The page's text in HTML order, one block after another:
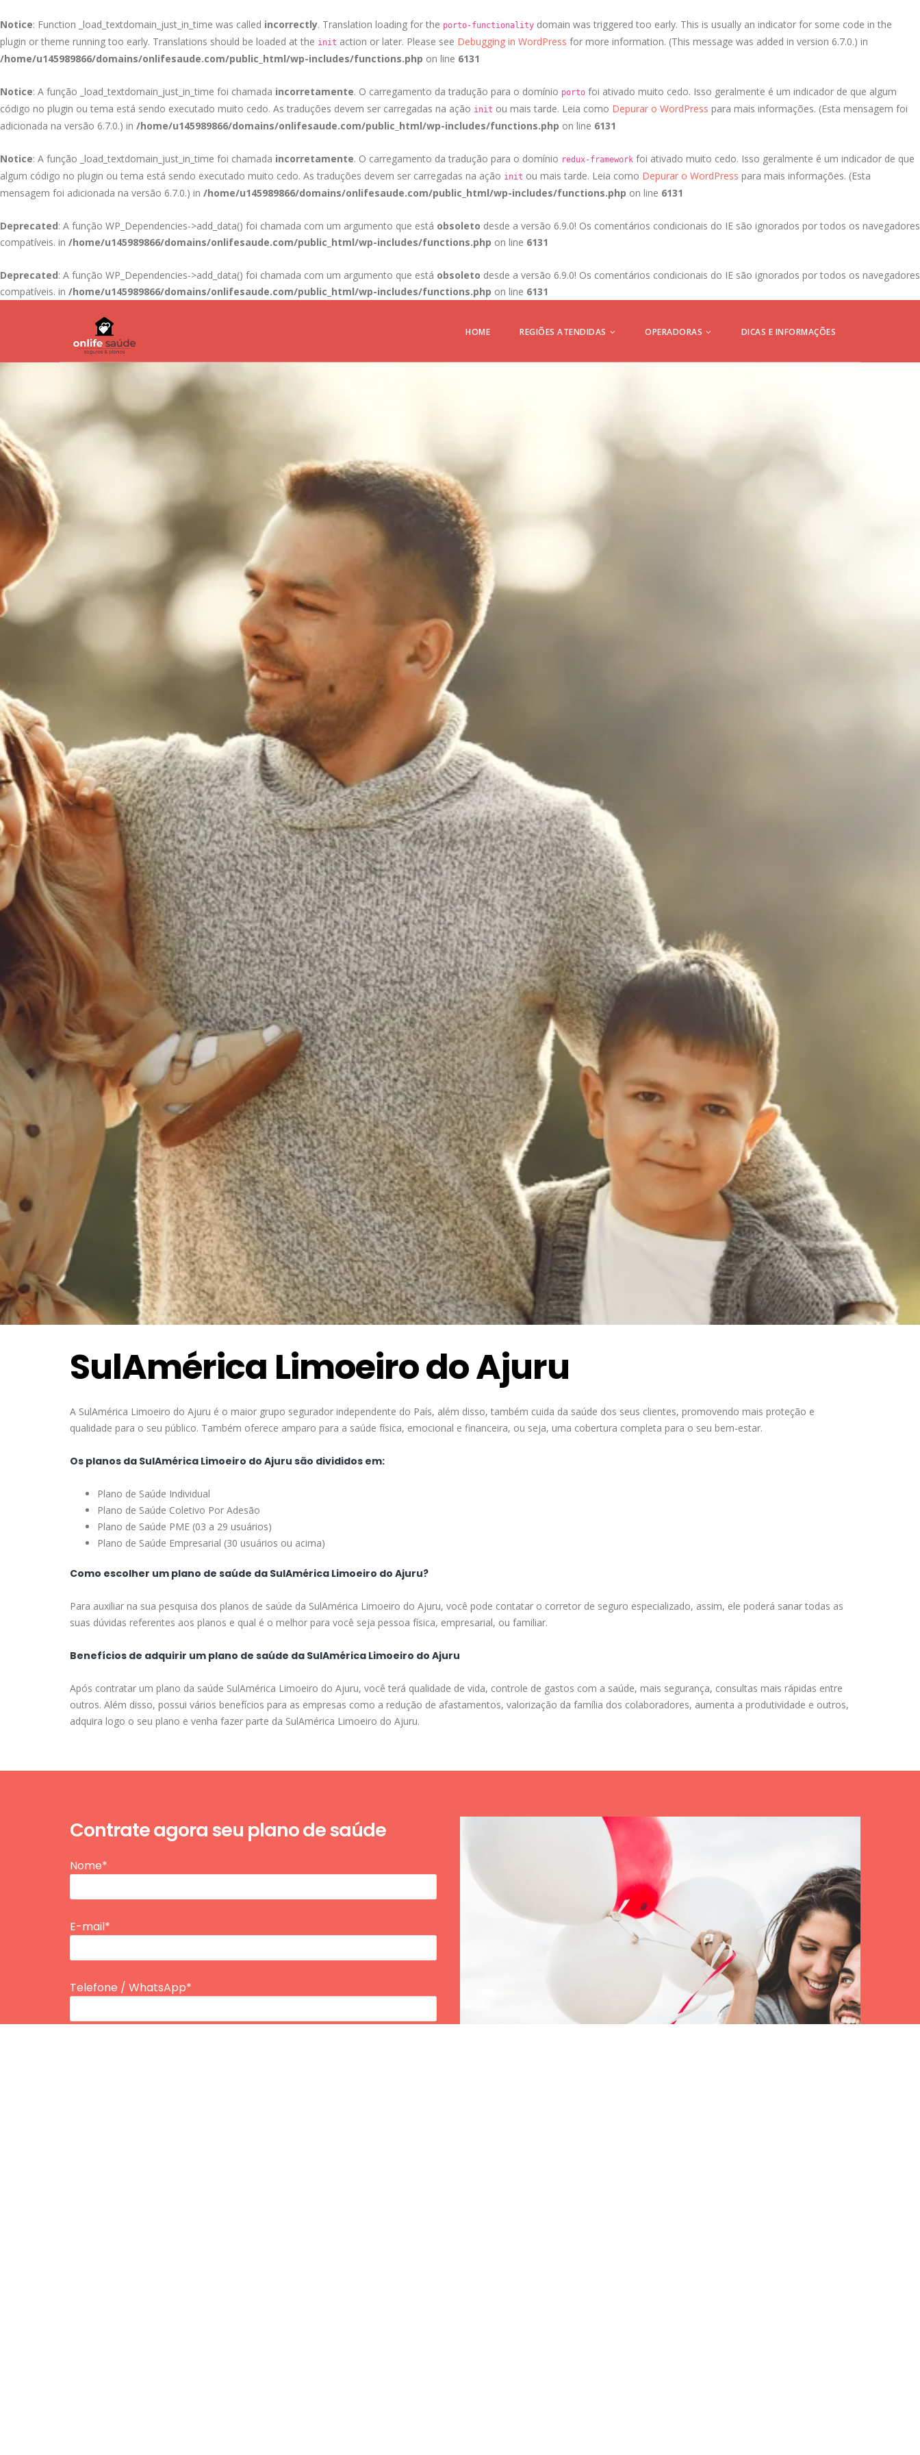
Notice: Function _load_textdomain_just_in_time was called incorrectly. Translation loading for the porto-functionality domain was triggered too early. This is usually an indicator for some code in the
plugin or theme running too early. Translations should be loaded at the init action or later. Please see Debugging in WordPress for more information. (This message was added in version 6.7.0.) in
/home/u145989866/domains/onlifesaude.com/public_html/wp-includes/functions.php on line 6131
Notice: A função _load_textdomain_just_in_time foi chamada incorretamente. O carregamento da tradução para o domínio porto foi ativado muito cedo. Isso geralmente é um indicador de que algum
código no plugin ou tema está sendo executado muito cedo. As traduções devem ser carregadas na ação init ou mais tarde. Leia como Depurar o WordPress para mais informações. (Esta mensagem foi
adicionada na versão 6.7.0.) in /home/u145989866/domains/onlifesaude.com/public_html/wp-includes/functions.php on line 6131
Notice: A função _load_textdomain_just_in_time foi chamada incorretamente. O carregamento da tradução para o domínio redux-framework foi ativado muito cedo. Isso geralmente é um indicador de que
algum código no plugin ou tema está sendo executado muito cedo. As traduções devem ser carregadas na ação init ou mais tarde. Leia como Depurar o WordPress para mais informações. (Esta
mensagem foi adicionada na versão 6.7.0.) in /home/u145989866/domains/onlifesaude.com/public_html/wp-includes/functions.php on line 6131
Deprecated: A função WP_Dependencies->add_data() foi chamada com um argumento que está obsoleto desde a versão 6.9.0! Os comentários condicionais do IE são ignorados por todos os navegadores
compatíveis. in /home/u145989866/domains/onlifesaude.com/public_html/wp-includes/functions.php on line 6131
Deprecated: A função WP_Dependencies->add_data() foi chamada com um argumento que está obsoleto desde a versão 6.9.0! Os comentários condicionais do IE são ignorados por todos os navegadores
compatíveis. in /home/u145989866/domains/onlifesaude.com/public_html/wp-includes/functions.php on line 6131
HOME REGIÕES ATENDIDAS OPERADORAS DICAS E INFORMAÇÕES
SulAmérica Limoeiro do Ajuru
A SulAmérica Limoeiro do Ajuru é o maior grupo segurador independente do País, além disso, também cuida da saúde dos seus clientes, promovendo mais proteção e
qualidade para o seu público. Também oferece amparo para a saúde física, emocional e financeira, ou seja, uma cobertura completa para o seu bem-estar.
Os planos da SulAmérica Limoeiro do Ajuru são divididos em:
Plano de Saúde Individual
Plano de Saúde Coletivo Por Adesão
Plano de Saúde PME (03 a 29 usuários)
Plano de Saúde Empresarial (30 usuários ou acima)
Como escolher um plano de saúde da SulAmérica Limoeiro do Ajuru?
Para auxiliar na sua pesquisa dos planos de saúde da SulAmérica Limoeiro do Ajuru, você pode contatar o corretor de seguro especializado, assim, ele poderá sanar todas as
suas dúvidas referentes aos planos e qual é o melhor para você seja pessoa física, empresarial, ou familiar.
Benefícios de adquirir um plano de saúde da SulAmérica Limoeiro do Ajuru
Após contratar um plano da saúde SulAmérica Limoeiro do Ajuru, você terá qualidade de vida, controle de gastos com a saúde, mais segurança, consultas mais rápidas entre
outros. Além disso, possui vários benefícios para as empresas como a redução de afastamentos, valorização da família dos colaboradores, aumenta a produtividade e outros,
adquira logo o seu plano e venha fazer parte da SulAmérica Limoeiro do Ajuru.
Contrate agora seu plano de saúde
Nome*
E-mail*
Telefone / WhatsApp*